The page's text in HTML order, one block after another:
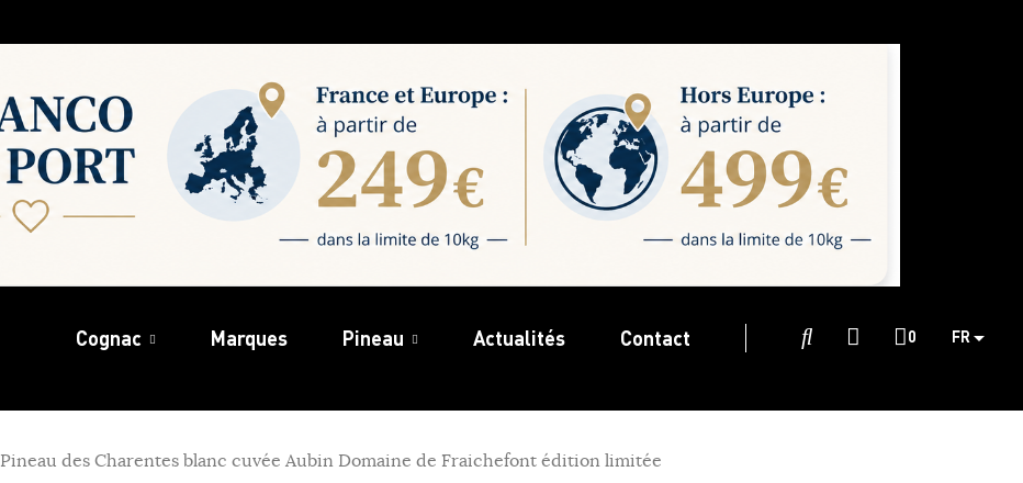
Cognac Marques Pineau Actualités Contact 0 FR
Pineau des Charentes blanc cuvée Aubin Domaine de Fraichefont édition limitée